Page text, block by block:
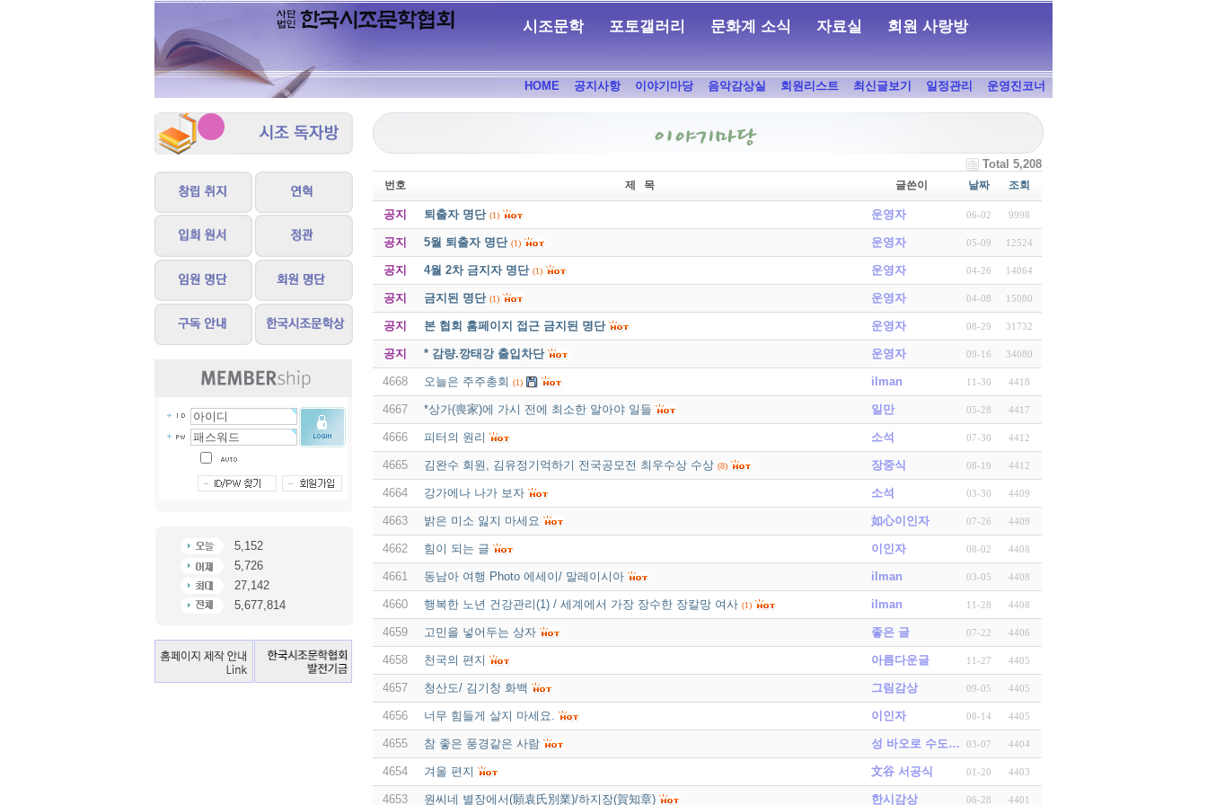
시조문학 포토갤러리 문화계 소식 자료실 회원 사랑방
HOME 공지사항 이야기마당 음악감상실 회원리스트 최신글보기 일정관리 운영진코너
5,152
5,726
27,142
5,677,814
Total 5,208
번호 제 목 글쓴이 날짜 조회
공지 퇴출자 명단 (1) 운영자 06-02 9998
공지 5월 퇴출자 명단 (1) 운영자 05-09 12524
공지 4월 2차 금지자 명단 (1) 운영자 04-26 14064
공지 금지된 명단 (1) 운영자 04-08 15080
공지 본 협회 홈페이지 접근 금지된 명단 운영자 08-29 31732
공지 * 감량.깡태강 출입차단 운영자 09-16 34080
4668 오늘은 주주총회 (1) ilman 11-30 4418
4667 *상가(喪家)에 가시 전에 최소한 알아야 일들 일만 05-28 4417
4666 피터의 원리 소석 07-30 4412
4665 김완수 회원, 김유정기억하기 전국공모전 최우수상 수상 (8) 장중식 08-19 4412
4664 강가에나 나가 보자 소석 03-30 4409
4663 밝은 미소 잃지 마세요 如心이인자 07-26 4409
4662 힘이 되는 글 이인자 08-02 4408
4661 동남아 여행 Photo 에세이/ 말레이시아 ilman 03-05 4408
4660 행복한 노년 건강관리(1) / 세계에서 가장 장수한 장칼망 여사 (1) ilman 11-28 4408
4659 고민을 넣어두는 상자 좋은 글 07-22 4406
4658 천국의 편지 아름다운글 11-27 4405
4657 청산도/ 김기창 화백 그림감상 09-05 4405
4656 너무 힘들게 살지 마세요. 이인자 08-14 4405
4655 참 좋은 풍경같은 사람 성 바오로 수도… 03-07 4404
4654 겨울 편지 文谷 서공식 01-20 4403
4653 원씨네 별장에서(願袁氏別業)/하지장(賀知章) 한시감상 06-28 4401